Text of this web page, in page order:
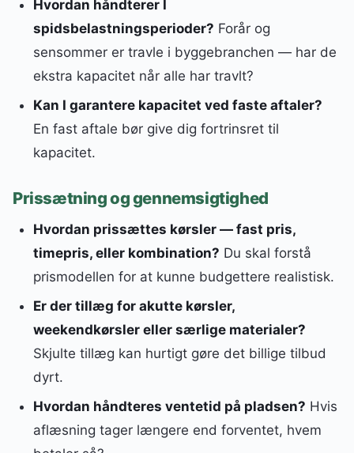
Hvordan håndterer I
spidsbelastningsperioder? Forår og
sensommer er travle i byggebranchen — har de
ekstra kapacitet når alle har travlt?
Kan I garantere kapacitet ved faste aftaler?
En fast aftale bør give dig fortrinsret til
kapacitet.
Prissætning og gennemsigtighed
Hvordan prissættes kørsler — fast pris,
timepris, eller kombination? Du skal forstå
prismodellen for at kunne budgettere realistisk.
Er der tillæg for akutte kørsler,
weekendkørsler eller særlige materialer?
Skjulte tillæg kan hurtigt gøre det billige tilbud
dyrt.
Hvordan håndteres ventetid på pladsen? Hvis
aflæsning tager længere end forventet, hvem